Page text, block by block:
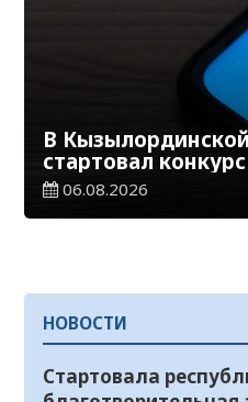
В
стартовал
семейных
06.08.2026
НОВОСТИ
Стартовала